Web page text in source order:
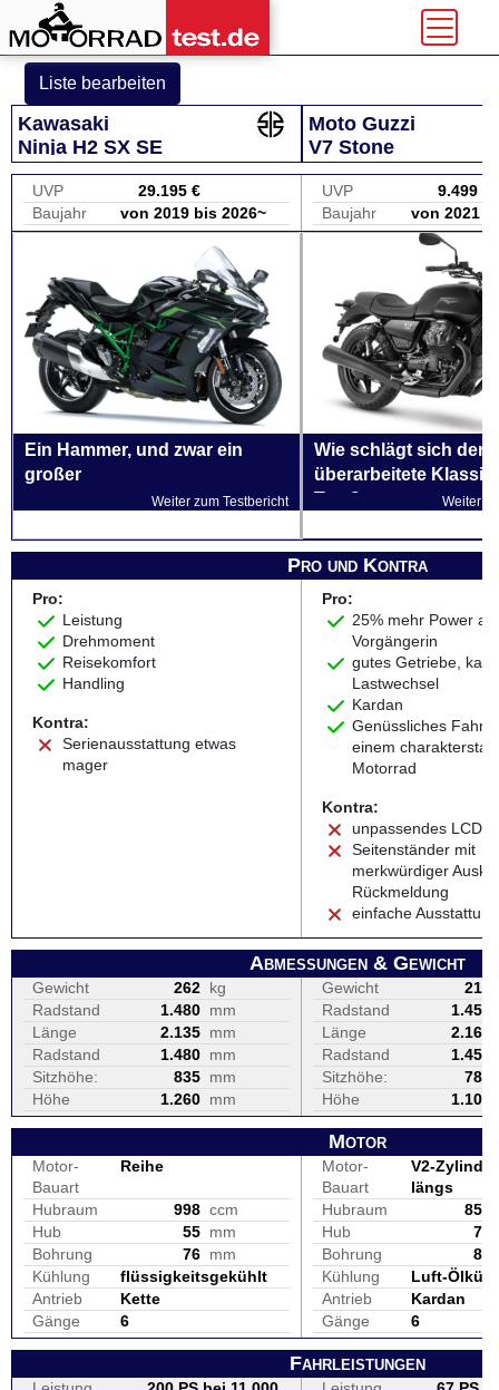
Liste bearbeiten
Kawasaki
Ninja H2 SX SE
Moto Guzzi
V7 Stone
UVP
29.195 €
Baujahr
von 2019 bis 2026~
UVP
9.499 €
Baujahr
von 2021
Ein Hammer, und zwar ein
großer
Weiter zum Testbericht
Wie schlägt sich der
überarbeitete
Test?
Weiter
Pro und Kontra
Pro:
Leistung
Drehmoment
Reisekomfort
Handling
Kontra:
Serienausstattung etwas
mager
Pro:
25% mehr Power
Vorgängerin
gutes Getriebe,
Lastwechsel
Kardan
Genüssliches
einem
Motorrad
Kontra:
unpassendes LCD-
Seitenständer mit
merkwürdiger
Rückmeldung
einfache Ausstattung
Abmessungen & Gewicht
Gewicht 262 kg
Radstand
1.480 mm
Länge
2.135 mm
Radstand
1.480 mm
Sitzhöhe:
835 mm
Höhe
1.260 mm
Gewicht
218
Radstand
1.450
Länge
2.165
Radstand
1.450
Sitzhöhe:
780
Höhe
1.100
Motor
Motor-
Bauart
Reihe
Hubraum 998 ccm
Hub
55 mm
Bohrung
76 mm
Kühlung
flüssigkeitsgekühlt
Antrieb
Kette
Gänge
6
Motor-
Bauart
V2-
längs
Hubraum
853
Hub
77
Bohrung
84
Kühlung
Luft-
Antrieb
Kardan
Gänge
6
Fahrleistungen